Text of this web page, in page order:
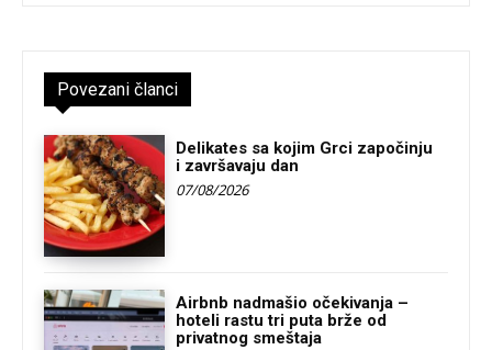
Povezani članci
Delikates sa kojim Grci započinju
i završavaju dan
07/08/2026
Airbnb nadmašio očekivanja –
hoteli rastu tri puta brže od
privatnog smeštaja